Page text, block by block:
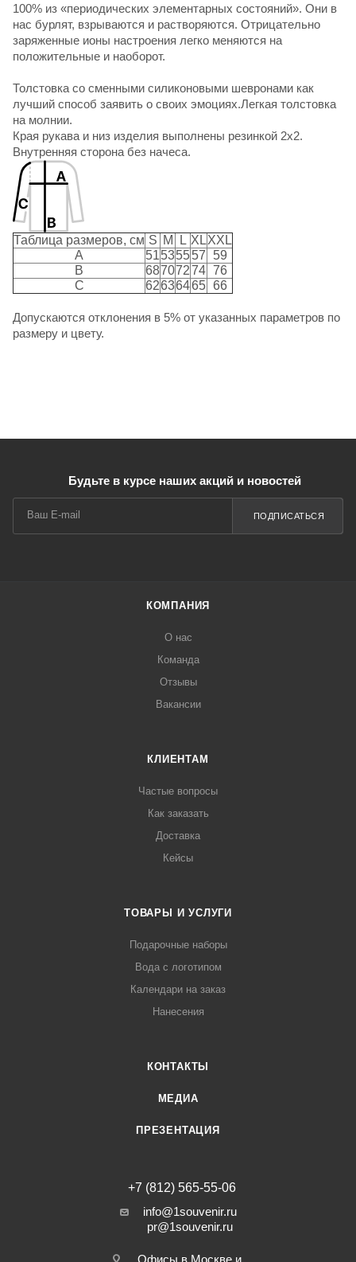
100% из «периодических элементарных состояний». Они в
нас бурлят, взрываются и растворяются. Отрицательно
заряженные ионы настроения легко меняются на
положительные и наоборот.
Толстовка со сменными силиконовыми шевронами как
лучший способ заявить о своих эмоциях.Легкая толстовка
на молнии.
Края рукава и низ изделия выполнены резинкой 2х2.
Внутренняя сторона без начеса.
Таблица размеров, см S M L XLXXL
A
51535557
59
B
68707274 76
C
62636465 66
Допускаются отклонения в 5% от указанных параметров по
размеру и цвету.
Будьте в курсе наших акций и новостей
ПОДПИСАТЬСЯ
КОМПАНИЯ
О нас
Команда
Отзывы
Вакансии
КЛИЕНТАМ
Частые вопросы
Как заказать
Доставка
Кейсы
ТОВАРЫ И УСЛУГИ
Подарочные наборы
Вода с логотипом
Календари на заказ
Нанесения
КОНТАКТЫ
МЕДИА
ПРЕЗЕНТАЦИЯ
+7 (812) 565-55-06
info@1souvenir.ru
pr@1souvenir.ru
Офисы в Москве и